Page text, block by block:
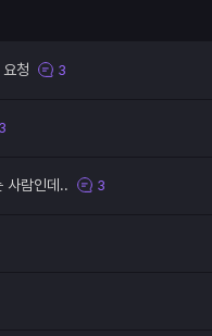
청 3
3
사람인데.. 3